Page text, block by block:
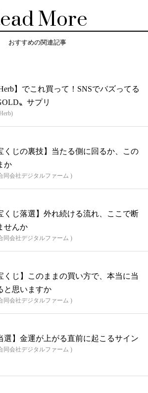
More
おすすめの関連記事
】でこれ買って！SNSでバズってる
〟サプリ
くじの裏技】当たる側に回るか、この
か
同会社デジタルファーム )
くじ落選】外れ続ける流れ、ここで断
せんか
同会社デジタルファーム )
くじ】このままの買い方で、本当に当
と思いますか
同会社デジタルファーム )
選】金運が上がる直前に起こるサイン
同会社デジタルファーム )